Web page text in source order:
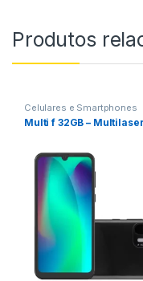
Produtos
Celulares e Smartphones
Multi f 32GB – Multilaser